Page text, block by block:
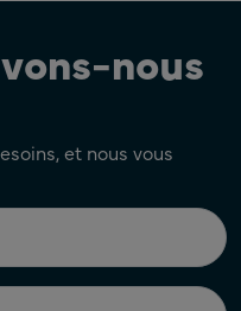
nous
et nous vous